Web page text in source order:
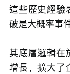
這些歷史經驗
破是大概率事
其底層邏輯在
增長，擴大了